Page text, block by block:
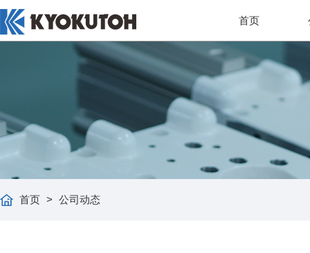
首页
首页 > 公司动态